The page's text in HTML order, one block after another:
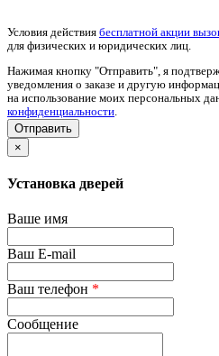
Условия действия бесплатной акции
для физических и юридических лиц.
Нажимая кнопку "Отправить", я
уведомления о заказе и другую
на использование моих персональных
конфиденциальности
×
Установка дверей
Ваше имя
Ваш E-mail
Ваш телефон *
Сообщение